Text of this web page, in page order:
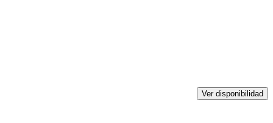
Ver disponibilidad